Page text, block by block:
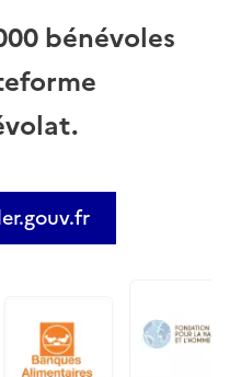
bénévoles